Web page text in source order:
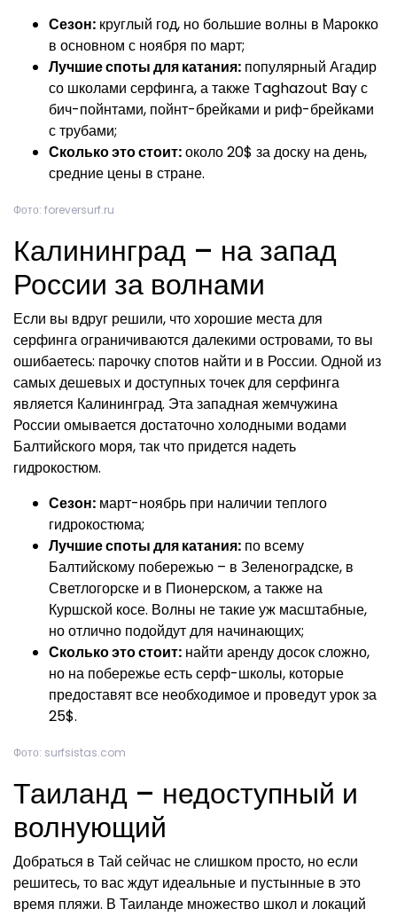
Сезон: круглый год, но большие волны в Марокко
в основном с ноября по март;
Лучшие споты для катания: популярный Агадир
со школами серфинга, а также Taghazout Bay с
бич-пойнтами, пойнт-брейками и риф-брейками
с трубами;
Сколько это стоит:около 20$ за доску на день,
средние цены в стране.
Фото: foreversurf.ru
Калининград – на запад
России за волнами
Если вы вдруг решили, что хорошие места для
серфинга ограничиваются далекими островами, то вы
ошибаетесь: парочку спотов найти и в России. Одной из
самых дешевых и доступных точек для серфинга
является Калининград. Эта западная жемчужина
России омывается достаточно холодными водами
Балтийского моря, так что придется надеть
гидрокостюм.
Сезон: март-ноябрь при наличии теплого
гидрокостюма;
Лучшие споты для катания: по всему
Балтийскому побережью – в Зеленоградске, в
Светлогорске и в Пионерском, а также на
Куршской косе. Волны не такие уж масштабные,
но отлично подойдут для начинающих;
Сколько это стоит: найти аренду досок сложно,
но на побережье есть серф-школы, которые
предоставят все необходимое и проведут урок за
25$.
Фото: surfsistas.com
Таиланд – недоступный и
волнующий
Добраться в Тай сейчас не слишком просто, но если
решитесь, то вас ждут идеальные и пустынные в это
время пляжи. В Таиланде множество школ и локаций